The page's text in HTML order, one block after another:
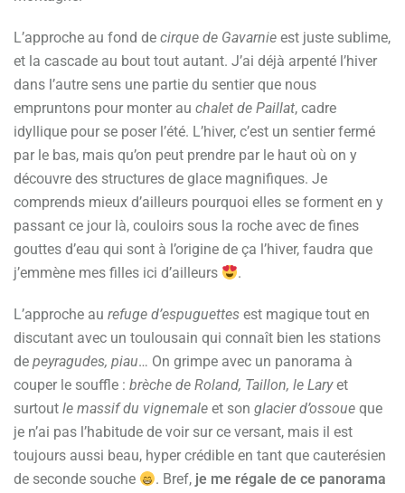
L’approche au fond de cirque de Gavarnie est juste sublime,
et la cascade au bout tout autant. J’ai déjà arpenté l’hiver
dans l’autre sens une partie du sentier que nous
empruntons pour monter au chalet de Paillat, cadre
idyllique pour se poser l’été. L’hiver, c’est un sentier fermé
par le bas, mais qu’on peut prendre par le haut où on y
découvre des structures de glace magnifiques. Je
comprends mieux d’ailleurs pourquoi elles se forment en y
passant ce jour là, couloirs sous la roche avec de fines
gouttes d’eau qui sont à l’origine de ça l’hiver, faudra que
j’emmène mes filles ici d’ailleurs
.
L’approche au refuge d’espuguettes est magique tout en
discutant avec un toulousain qui connaît bien les stations
de peyragudes, piau… On grimpe avec un panorama à
couper le souffle : brèche de Roland, Taillon, le Laryet
surtout le massif du vignemale et son glacier d’ossoue que
je n’ai pas l’habitude de voir sur ce versant, mais il est
toujours aussi beau, hyper crédible en tant que cauterésien
de seconde souche
. Bref, je me régale de ce panorama